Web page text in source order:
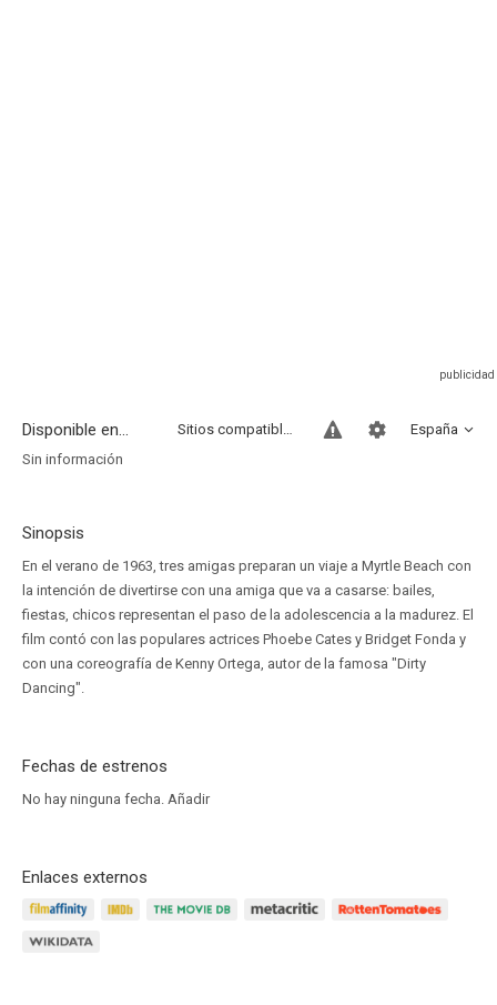
Disponible en... España
Sitios compatibles
Sin información
Sinopsis
En el verano de 1963, tres amigas preparan un viaje a Myrtle Beach con
la intención de divertirse con una amiga que va a casarse: bailes,
fiestas, chicos representan el paso de la adolescencia a la madurez. El
film contó con las populares actrices Phoebe Cates y Bridget Fonda y
con una coreografía de Kenny Ortega, autor de la famosa "Dirty
Dancing".
Fechas de estrenos
No hay ninguna fecha. Añadir
Enlaces externos